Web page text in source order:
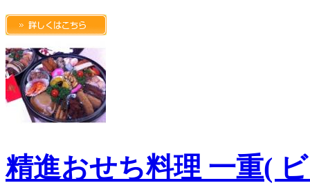
精進おせち料理 一重(